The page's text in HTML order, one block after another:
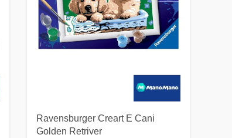
Ravensburger Creart E Cani
Golden Retriver